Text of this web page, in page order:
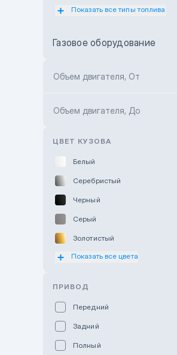
Subaru Motor Almaty
Toyota Kokshetau
Hyundai ShymCity
Показать все типы топлива
Газовое оборудование
Объем двигателя, От
Объем двигателя, До
ЦВЕТ КУЗОВА
Белый
Серебристый
Черный
Серый
Золотистый
Оранжевый
Показать все цвета
ПРИВОД
Передний
Задний
Полный